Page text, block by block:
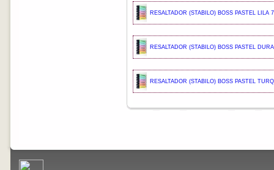
RESALTADOR (STABILO) BOSS PASTEL LILA
RESALTADOR (STABILO) BOSS PASTEL
RESALTADOR (STABILO) BOSS PASTEL